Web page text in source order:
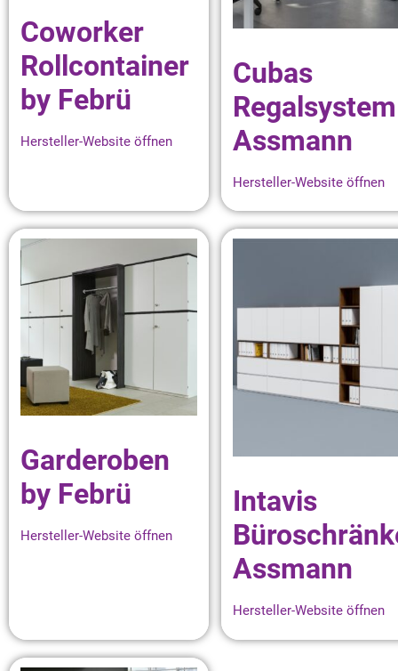
Coworker
Rollcontainer
by Febrü
Hersteller-Website öffnen
Cubas
Assmann
Hersteller-Website öffnen
Garderoben
by Febrü
Hersteller-Website öffnen
Intavis
Assmann
Hersteller-Website öffnen